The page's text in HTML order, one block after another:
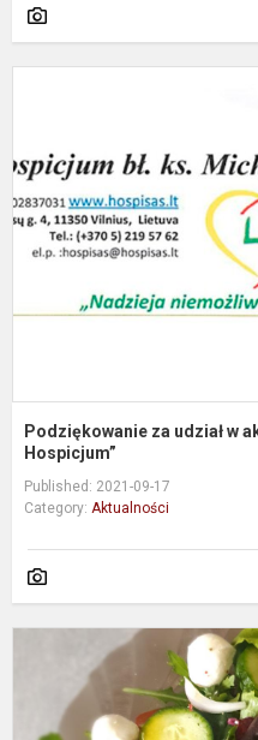
Podziękowanie za udział w
Hospicjum”
Published: 2021-09-17
Category: Aktualności